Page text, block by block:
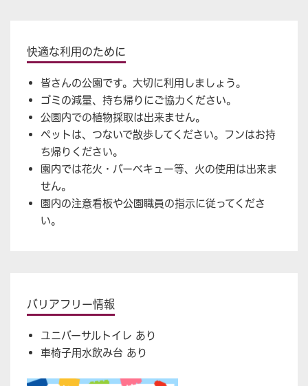
快適な利用のために
皆さんの公園です。大切に利用しましょう。
ゴミの減量、持ち帰りにご協力ください。
公園内での植物採取は出来ません。
ペットは、つないで散歩してください。フンはお持
ち帰りください。
園内では花火・バーベキュー等、火の使用は出来ま
せん。
園内の注意看板や公園職員の指示に従ってくださ
い。
バリアフリー情報
ユニバーサルトイレ あり
車椅子用水飲み台 あり